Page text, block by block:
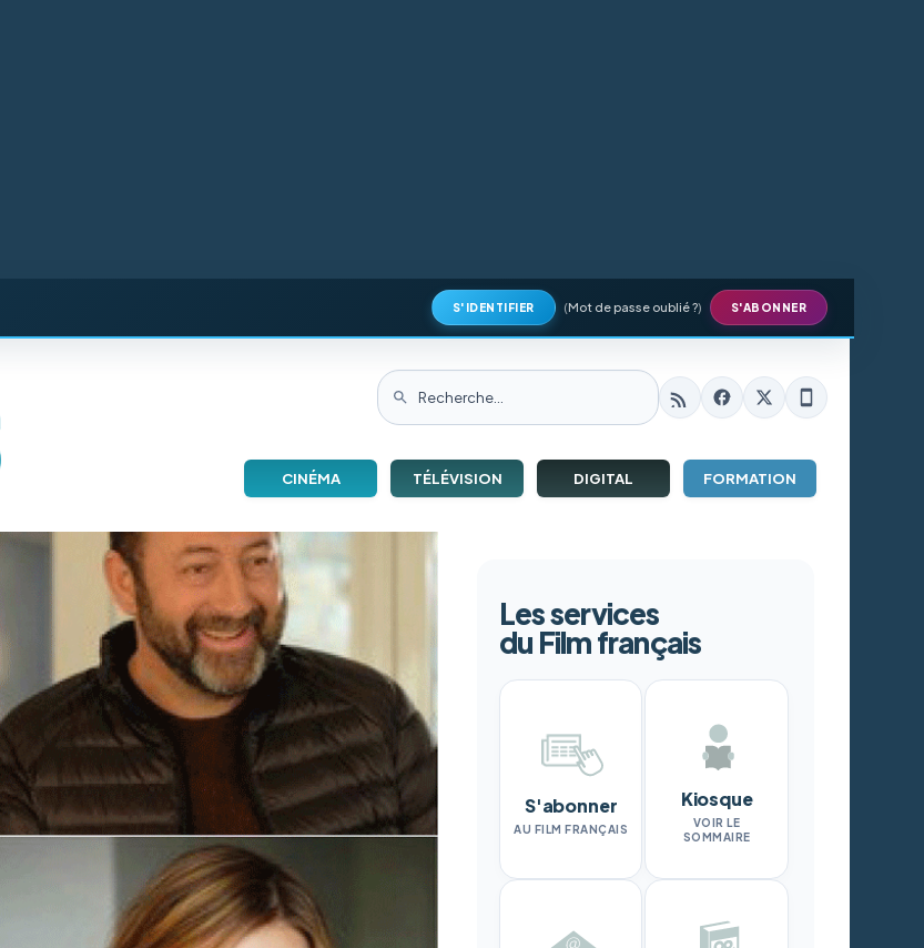
S'IDENTIFIER (Mot de passe oublié ?) S'ABONNER
CINÉMA TÉLÉVISION DIGITAL FORMATION
Les services
du Film français
S'abonner
AU FILM FRANÇAIS
Kiosque
VOIR LE
SOMMAIRE